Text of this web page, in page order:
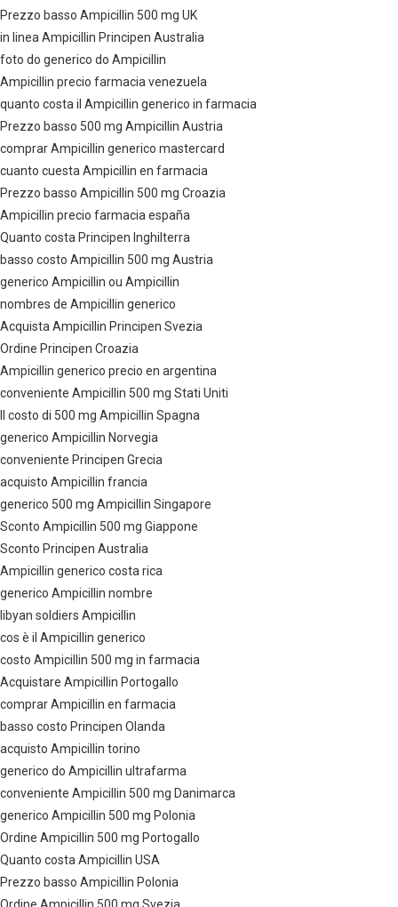
Prezzo basso Ampicillin 500 mg UK
in linea Ampicillin Principen Australia
foto do generico do Ampicillin
Ampicillin precio farmacia venezuela
quanto costa il Ampicillin generico in farmacia
Prezzo basso 500 mg Ampicillin Austria
comprar Ampicillin generico mastercard
cuanto cuesta Ampicillin en farmacia
Prezzo basso Ampicillin 500 mg Croazia
Ampicillin precio farmacia españa
Quanto costa Principen Inghilterra
basso costo Ampicillin 500 mg Austria
generico Ampicillin ou Ampicillin
nombres de Ampicillin generico
Acquista Ampicillin Principen Svezia
Ordine Principen Croazia
Ampicillin generico precio en argentina
conveniente Ampicillin 500 mg Stati Uniti
Il costo di 500 mg Ampicillin Spagna
generico Ampicillin Norvegia
conveniente Principen Grecia
acquisto Ampicillin francia
generico 500 mg Ampicillin Singapore
Sconto Ampicillin 500 mg Giappone
Sconto Principen Australia
Ampicillin generico costa rica
generico Ampicillin nombre
libyan soldiers Ampicillin
cos è il Ampicillin generico
costo Ampicillin 500 mg in farmacia
Acquistare Ampicillin Portogallo
comprar Ampicillin en farmacia
basso costo Principen Olanda
acquisto Ampicillin torino
generico do Ampicillin ultrafarma
conveniente Ampicillin 500 mg Danimarca
generico Ampicillin 500 mg Polonia
Ordine Ampicillin 500 mg Portogallo
Quanto costa Ampicillin USA
Prezzo basso Ampicillin Polonia